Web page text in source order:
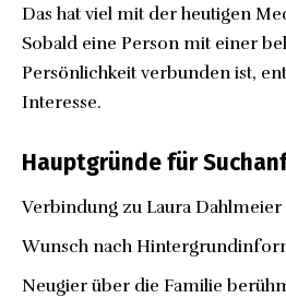
Das hat viel mit der heutigen
Sobald eine Person mit einer
Persönlichkeit verbunden ist,
Interesse.
Hauptgründe für
Verbindung zu Laura Dahlmeier
Wunsch nach
Neugier über die Familie